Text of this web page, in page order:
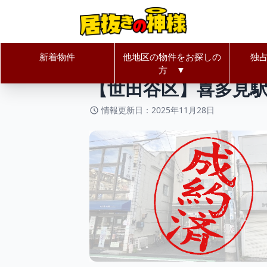
新着物件
他地区の物件をお探しの
方 ▼
独
居抜きの神様Home 東京都 世田
【世田谷区】喜多見
情報更新日：2025年11月28日